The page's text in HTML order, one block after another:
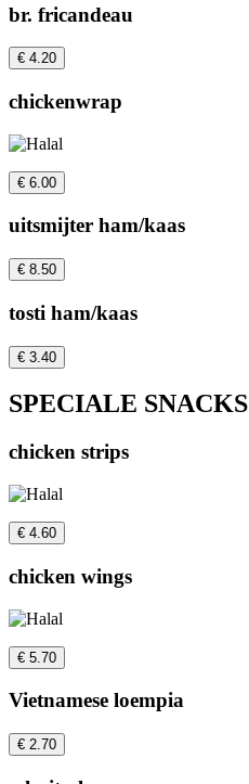
br. fricandeau
€ 4.20
chickenwrap
€ 6.00
uitsmijter ham/kaas
€ 8.50
tosti ham/kaas
€ 3.40
SPECIALE SNACKS
chicken strips
€ 4.60
chicken wings
€ 5.70
Vietnamese loempia
€ 2.70